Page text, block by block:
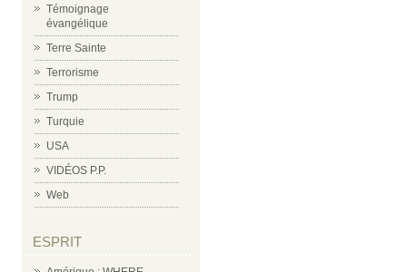
Témoignage
évangélique
Terre Sainte
Terrorisme
Trump
Turquie
USA
VIDÉOS P.P.
Web
ESPRIT